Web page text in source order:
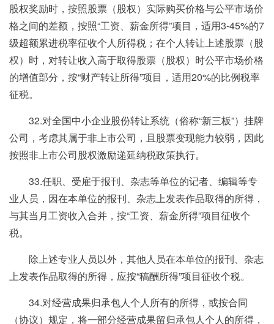
股权奖励时，按照股票（股权）实际购买价格与公平市场价
格之间的差额，按照“工资、薪金所得”项目，适用3-45%的7
级超额累进税率征收个人所得税；在个人转让上述股票（股
权）时，对转让收入高于取得股票（股权）时公平市场价格
的增值部分，按“财产转让所得”项目，适用20%的比例税率
征税。
32.对全国中小企业股份转让系统（俗称“新三板”）挂牌
公司，考虑其属于非上市公司，且股票变现能力较弱，因此
按照非上市公司股权激励递延纳税政策执行。
33.任职、受雇于报刊、杂志等单位的记者、编辑等专
业人员，因在本单位的报刊、杂志上发表作品取得的所得，
与其当月工资收入合并，按“工资、薪金所得”项目征收个
税。
除上述专业人员以外，其他人员在本单位的报刊、杂志
上发表作品取得的所得，应按“稿酬所得”项目征收个税。
34.对经营成果归承包人个人所有的所得，或按合同
（协议）规定，将一部分经营成果留归承包人个人的所得，